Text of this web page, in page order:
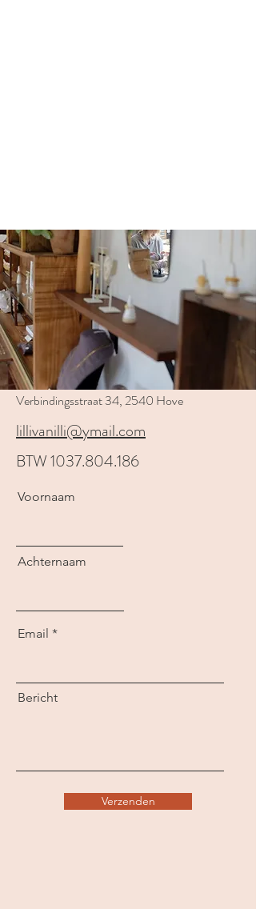
Verbindingsstraat 34, 2540 Hove
lillivanilli@ymail.com
BTW1037.804.186
Voornaam
Achternaam
Email
Bericht
Verzenden